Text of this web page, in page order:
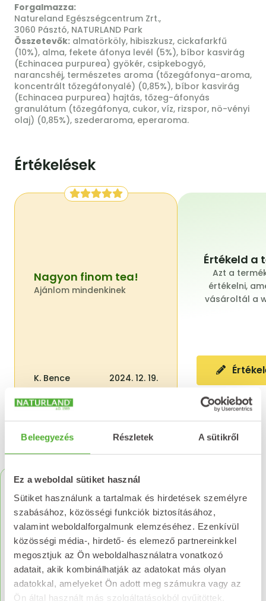
Beleegyezés Részletek A sütikről
Ez a weboldal sütiket használ
Sütiket használunk a tartalmak és hirdetések személyre
szabásához, közösségi funkciók biztosításához,
valamint weboldalforgalmunk elemzéséhez. Ezenkívül
közösségi média-, hirdető- és elemező partnereinkkel
megosztjuk az Ön weboldalhasználatra vonatkozó
adatait, akik kombinálhatják az adatokat más olyan
adatokkal, amelyeket Ön adott meg számukra vagy az
Ön által használt más szolgáltatásokból gyűjtöttek.
Forgalmazza:
Natureland Egészségcentrum Zrt.,
3060 Pásztó, NATURLAND Park
Összetevők: almatörköly, hibiszkusz, cickafarkfű
(10%), alma, fekete áfonya levél (5%), bíbor kasvirág
(Echinacea purpurea) gyökér, csipkebogyó,
narancshéj, természetes aroma (tőzegáfonya-aroma,
koncentrált tőzegáfonyalé) (0,85%), bíbor kasvirág
(Echinacea purpurea) hajtás, tőzeg-áfonyás
granulátum (tőzegáfonya, cukor, víz, rizspor, nö-vényi
olaj) (0,85%), szederaroma, eperaroma.
Értékelések
Nagyon finom tea!
Ajánlom mindenkinek
K. Bence 2024. 12. 19.
Értékeld a
Azt a
értékelni,
vásároltál a
Kapcsolódó termékek